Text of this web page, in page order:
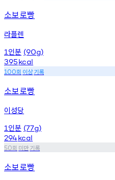
소보로빵
라플렌
1 인분 (90g)
395kcal
100회 이상기록
소보로빵
이성당
1 인분 (77g)
294kcal
50회 미만기록
소보로빵